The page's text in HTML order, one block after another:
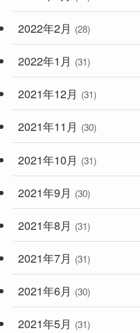
2022年2月 (28)
2022年1月 (31)
2021年12月 (31)
2021年11月 (30)
2021年10月 (31)
2021年9月 (30)
2021年8月 (31)
2021年7月 (31)
2021年6月 (30)
2021年5月 (31)